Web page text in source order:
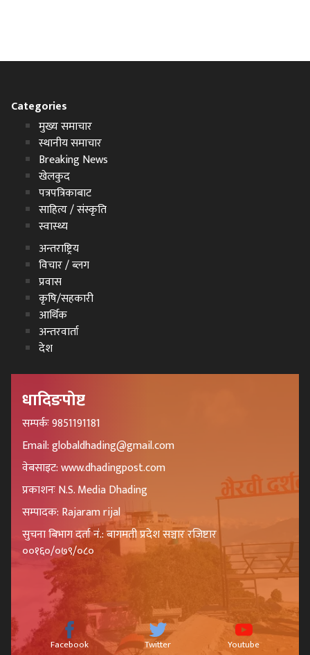
Categories
मुख्य समाचार
स्थानीय समाचार
Breaking News
खेलकुद
पत्रपत्रिकाबाट
साहित्य / संस्कृति
स्वास्थ्य
अन्तराष्ट्रिय
विचार / ब्लग
प्रवास
कृषि/सहकारी
आर्थिक
अन्तरवार्ता
देश
धादिङपोष्ट
सम्पर्कः 9851191181
Email: globaldhading@gmail.com
वेबसाइट: www.dhadingpost.com
प्रकाशनः N.S. Media Dhading
सम्पादक: Rajaram rijal
सुचना बिभाग दर्ता नं.: बागमती प्रदेश सञ्चार रजिष्टार
००१६०/०७९/०८०
Facebook Twitter Youtube